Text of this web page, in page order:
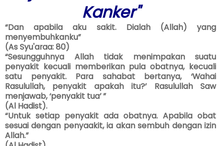
Kanker"
“Dan apabila aku sakit. Dialah (Allah) yang
menyembuhkanku”
(As Syu'araa: 80)
“Sesungguhnya Allah tidak menimpakan suatu
penyakit kecuali memberikan pula obatnya, kecuali
satu penyakit. Para sahabat bertanya, ‘Wahai
Rasulullah, penyakit apakah itu?’ Rasulullah Saw
menjawab, ‘penyakit tua’ ”
(Al Hadist).
“Untuk setiap penyakit ada obatnya. Apabila obat
sesuai dengan penyaakit, ia akan sembuh dengan izin
Allah.”